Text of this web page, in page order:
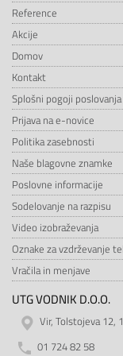
Reference
Akcije
Domov
Kontakt
Splošni pogoji poslovanja
Prijava na e-novice
Politika zasebnosti
Naše blagovne znamke
Poslovne informacije
Sodelovanje na razpisu
Video izobraževanja
Oznake za vzdrževanje
Vračila in menjave
UTG VODNIK D.O.O.
Vir, Tolstojeva 12,
01 724 82 58